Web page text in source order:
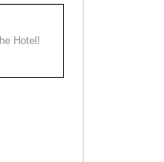
Hotel!